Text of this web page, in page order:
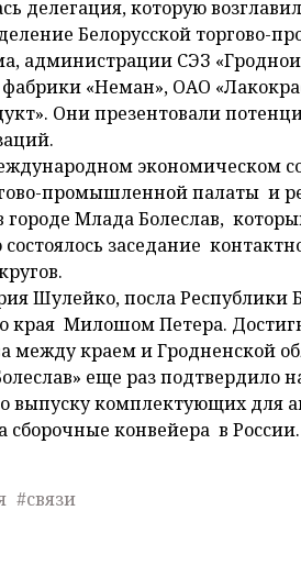
делегация, которую
Белорусской торгово-
администрации СЭЗ
«Неман», ОАО
Они презентовали
экономическом
промышленной палаты и
Млада Болеслав,
заседание
Шулейко, посла Республики
края Милошом Петера.
между краем и Гродненской
еще раз подтвердило
выпуску комплектующих для
конвейера в
#связи